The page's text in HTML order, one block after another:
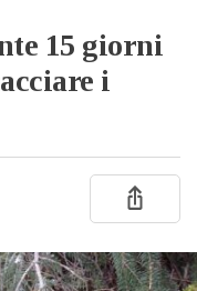
15 giorni
i